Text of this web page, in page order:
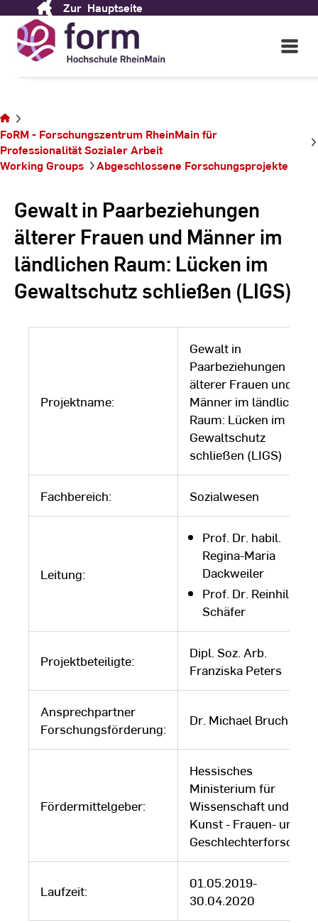
Content
Zur Hauptseite
Open
Main
Sie
befinden
sich auf
der
Seite
FoRM - Forschungszentrum RheinMain für
Professionalität ­Sozialer ­Arbeit
Working Groups
Abgeschlossene Forschungsprojekte
Gewalt in Paarbeziehungen
älterer Frauen und Männer im
ländlichen Raum: Lücken im
Gewaltschutz schließen (LIGS)
Projektname:
Gewalt in
Paarbeziehungen
älterer Frauen und
Männer im ländlichen
Raum: Lücken im
Gewaltschutz
schließen (LIGS)
Fachbereich: Sozialwesen
Leitung:
Prof. Dr. habil.
Regina-Maria
Dackweiler
Prof. Dr. Reinhild
Schäfer
Projektbeteiligte:
Dipl. Soz. Arb.
Franziska Peters
Ansprechpartner
Forschungsförderung:
Dr. Michael Bruch
Fördermittelgeber:
Hessisches
Ministerium für
Wissenschaft und
Kunst - Frauen- und
Laufzeit:
01.05.2019-
30.04.2020